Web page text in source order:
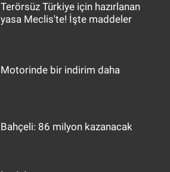
Terörsüz Türkiye için hazırlanan
yasa Meclis'te! İşte maddeler
Motorinde bir indirim daha
Bahçeli: 86 milyon kazanacak